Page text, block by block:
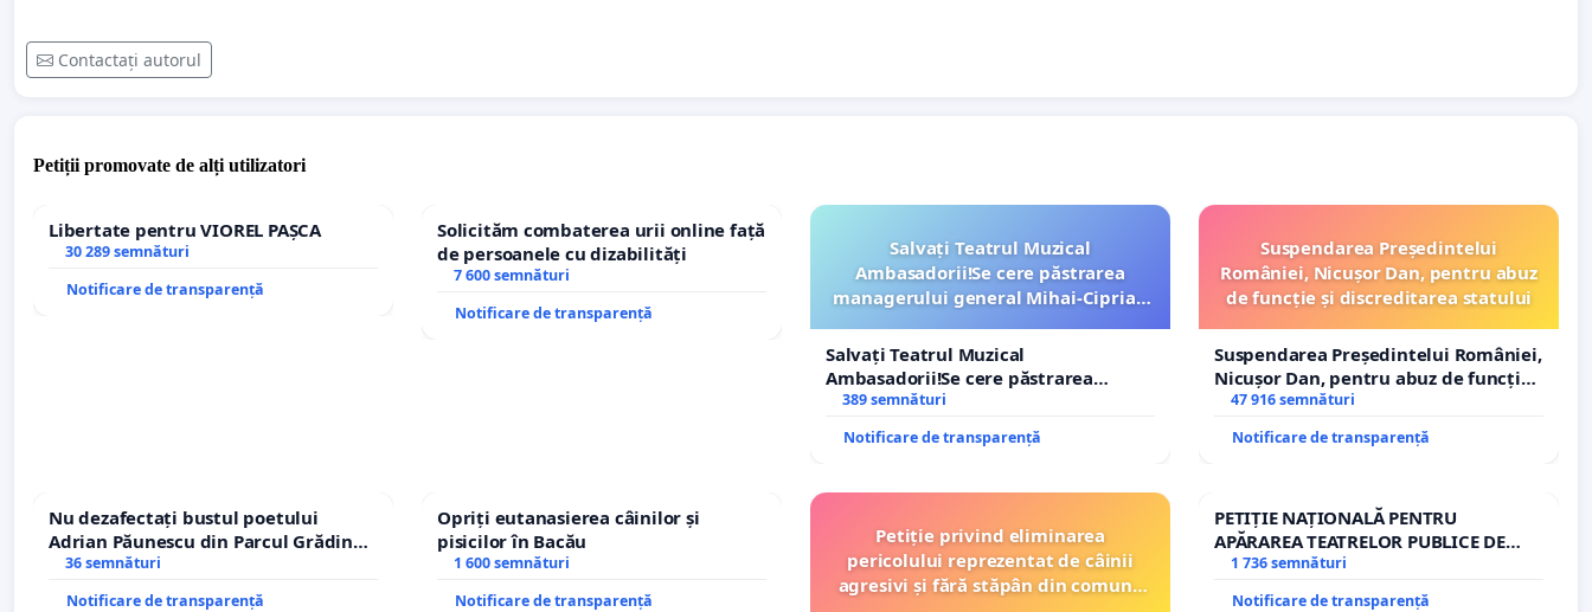
Contactați autorul
Petiții promovate de alți utilizatori
Libertate pentru VIOREL PAȘCA
30 289 semnături
Notificare de transparență
Solicităm combaterea urii online față
de persoanele cu dizabilități
7 600 semnături
Notificare de transparență
Salvați Teatrul Muzical
Ambasadorii!Se cere păstrarea
managerului general Mihai-Ciprian
Salvați Teatrul Muzical
Ambasadorii!Se cere păstrarea
managerului general Mihai-Ciprian
389 semnături
Notificare de transparență
Suspendarea Președintelui
României, Nicușor Dan, pentru abuz
de funcție și discreditarea statului
Suspendarea Președintelui României,
Nicușor Dan, pentru abuz de funcție
și discreditarea statului
47 916 semnături
Notificare de transparență
Nu dezafectați bustul poetului
Adrian Păunescu din Parcul Grădina
Icoanei! Stop cenzurii culturale!
36 semnături
Notificare de transparență
Opriți eutanasierea câinilor și
pisicilor în Bacău
1 600 semnături
Notificare de transparență
Petiție privind eliminarea
pericolului reprezentat de câinii
agresivi și fără stăpân din comuna
PETIȚIE NAȚIONALĂ PENTRU
APĂRAREA TEATRELOR PUBLICE DE
REPERTORIU DIN ROMÂNIA
1 736 semnături
Notificare de transparență